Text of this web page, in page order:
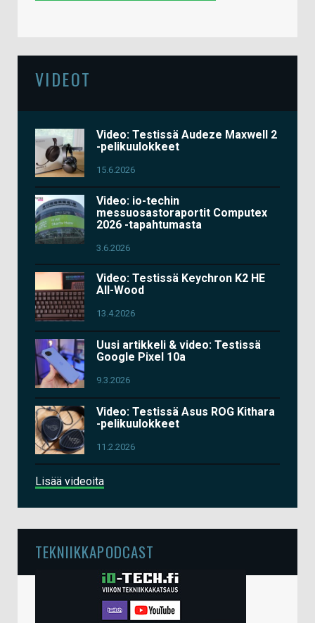
VIDEOT
Video: Testissä Audeze Maxwell 2
-pelikuulokkeet
15.6.2026
Video: io-techin
messuosastoraportit Computex
2026 -tapahtumasta
3.6.2026
Video: Testissä Keychron K2 HE
All-Wood
13.4.2026
Uusi artikkeli & video: Testissä
Google Pixel 10a
9.3.2026
Video: Testissä Asus ROG Kithara
-pelikuulokkeet
11.2.2026
Lisää videoita
TEKNIIKKAPODCAST